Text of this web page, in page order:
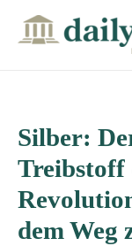
Silber:
Treibstoff
dem Weg